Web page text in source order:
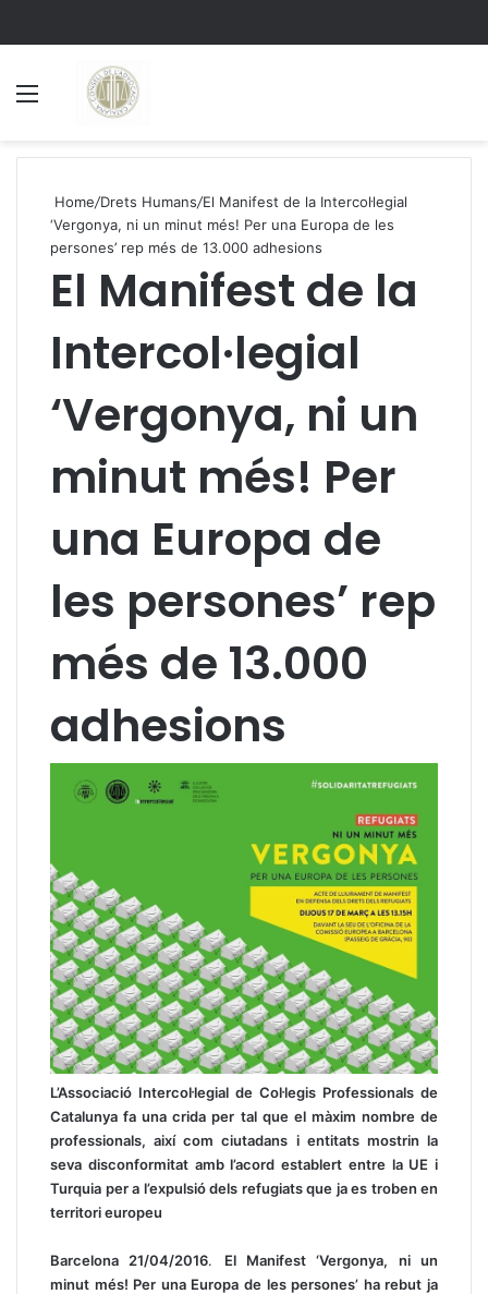
Home/Drets Humans/El Manifest de la Intercol·legial
‘Vergonya, ni un minut més! Per una Europa de les
persones’ rep més de 13.000 adhesions
El Manifest de la
Intercol·legial
‘Vergonya, ni un
minut més! Per
una Europa de
les persones’ rep
més de 13.000
adhesions
L’Associació Intercol·legial de Col·legis Professionals de
Catalunya fa una crida per tal que el màxim nombre de
professionals, així com ciutadans i entitats mostrin la
seva disconformitat amb l’acord establert entre la UE i
Turquia per a l’expulsió dels refugiats que ja es troben en
territori europeu
Barcelona 21/04/2016. El Manifest ‘Vergonya, ni un
minut més! Per una Europa de les persones’ ha rebut ja